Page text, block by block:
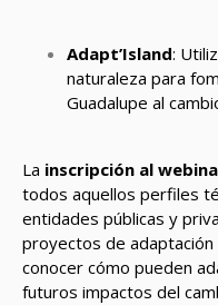
Adapt’Island:
naturaleza para
Guadalupe al
La inscripción al
todos aquellos perfiles
entidades públicas y
proyectos de
conocer cómo pueden
futuros impactos del